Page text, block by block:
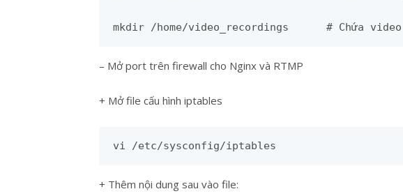
mkdir /home/video_recordings      # Chứa
– Mở port trên firewall cho Nginx và RTMP
+ Mở file cấu hình iptables
vi /etc/sysconfig/iptables
+ Thêm nội dung sau vào file: